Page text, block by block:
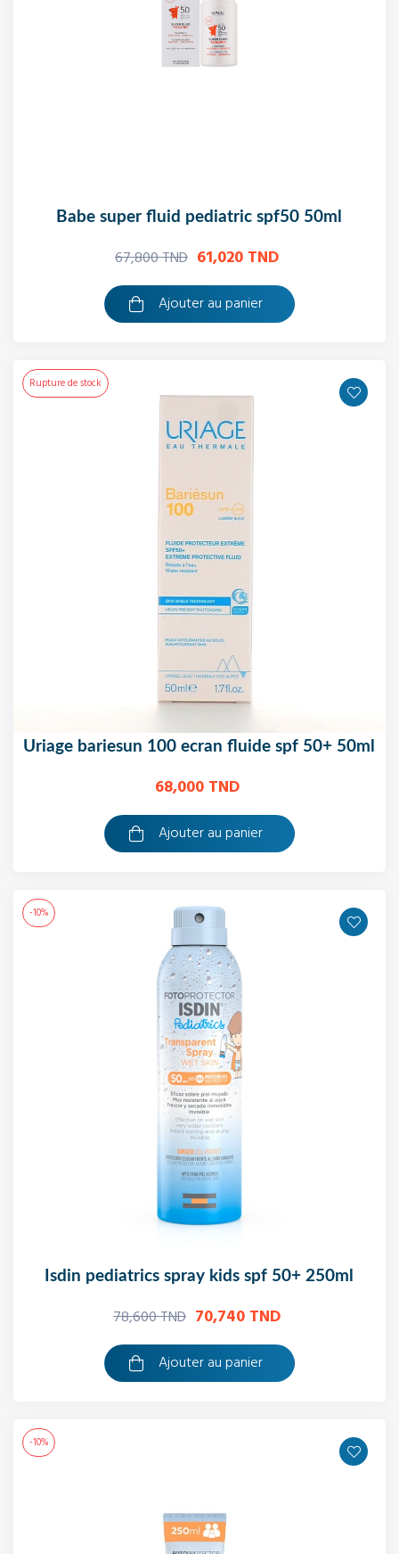
babe super fluid pediatric spf50 50ml
67,800 TND 61,020 TND
Ajouter au panier
Rupture de stock
uriage bariesun 100 ecran fluide spf 50+ 50ml
68,000 TND
Ajouter au panier
-10%
isdin pediatrics spray kids spf 50+ 250ml
78,600 TND 70,740 TND
Ajouter au panier
-10%